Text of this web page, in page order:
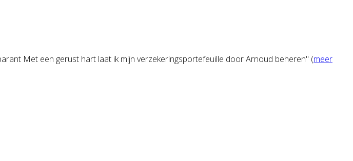
Met een gerust hart laat ik mijn verzekeringsportefeuille door Arnoud beheren" (meer